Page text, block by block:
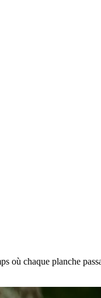
où chaque planche